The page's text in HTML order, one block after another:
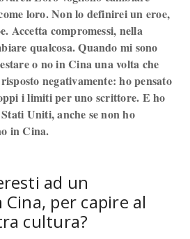
loro. Non lo definirei un eroe,
Accetta compromessi, nella
qualcosa. Quando mi sono
o no in Cina una volta che
negativamente: ho pensato
i limiti per uno scrittore. E ho
Uniti, anche se non ho
in Cina.
ad un
per capire al
cultura?